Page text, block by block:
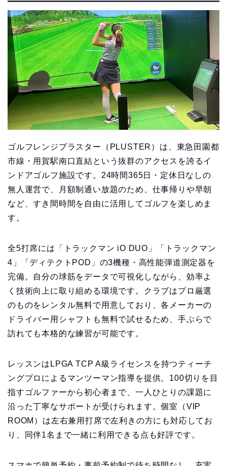
ゴルフレンジプラスター（PLUSTER）は、東急田園都
市線・用賀駅南口直結という抜群のアクセスを誇るイ
ンドアゴルフ施設です。24時間365日・定休日なしの
無人運営で、月額制通い放題のため、仕事帰りや早朝
など、すき間時間を自由に活用してゴルフを楽しめま
す。
全5打席には「トラックマン iO DUO」「トラックマン
4」「ディテクトPOD」の3機種・高性能弾道測定器を
完備。自分の球筋をデータで可視化しながら、効率よ
く技術向上に取り組める環境です。クラブはプロ厳選
のものをレンタル無料で用意しており、各メーカーの
ドライバー用シャフトも無料で試せるため、手ぶらで
訪れても本格的な練習が可能です。
レッスンはLPGA TCP A級ライセンスを持つティーチ
ングプロによるマンツーマン指導を提供。100切りを目
指すゴルファーから初心者まで、一人ひとりの課題に
沿った丁寧なサポートが受けられます。個室（VIP
ROOM）は左右兼用打席で左利きの方にも対応してお
り、同伴1名まで一緒に利用できる点も好評です。